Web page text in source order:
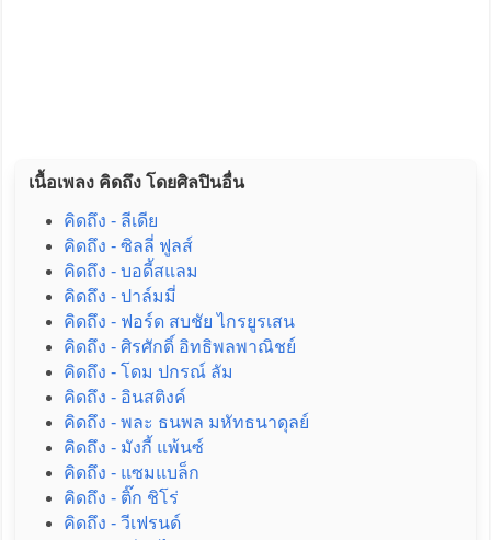
เนื้อเพลง คิดถึง โดยศิลปินอื่น
คิดถึง - ลีเดีย
คิดถึง - ซิลลี่ ฟูลส์
คิดถึง - บอดี้สแลม
คิดถึง - ปาล์มมี่
คิดถึง - ฟอร์ด สบชัย ไกรยูรเสน
คิดถึง - ศิรศักดิ์ อิทธิพลพาณิชย์
คิดถึง - โดม ปกรณ์ ลัม
คิดถึง - อินสติงค์
คิดถึง - พละ ธนพล มหัทธนาดุลย์
คิดถึง - มังกี้ แพ้นซ์
คิดถึง - แซมแบล็ก
คิดถึง - ติ๊ก ชิโร่
คิดถึง - วีเฟรนด์